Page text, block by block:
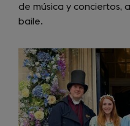
de música y conciertos,
baile.